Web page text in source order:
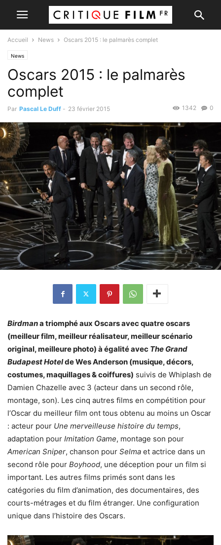
Accueil News Oscars 2015 : le palmarès complet
News
Oscars 2015 : le palmarès
complet
Par Pascal Le Duff - 23 février 2015 0
1342
Birdmana triomphé aux Oscars avec quatre oscars
(meilleur film, meilleur réalisateur, meilleur scénario
original, meilleure photo) à égalité avec The Grand
Budapest Hotelde Wes Anderson (musique, décors,
costumes, maquillages & coiffures) suivis de Whiplash de
Damien Chazelle avec 3 (acteur dans un second rôle,
montage, son). Les cinq autres films en compétition pour
l’Oscar du meilleur film ont tous obtenu au moins un Oscar
: acteur pour Une merveilleuse histoire du temps,
adaptation pour Imitation Game, montage son pour
American Sniper, chanson pour Selma et actrice dans un
second rôle pour Boyhood, une déception pour un film si
important. Les autres films primés sont dans les
catégories du film d’animation, des documentaires, des
courts-métrages et du film étranger. Une configuration
unique dans l’histoire des Oscars.